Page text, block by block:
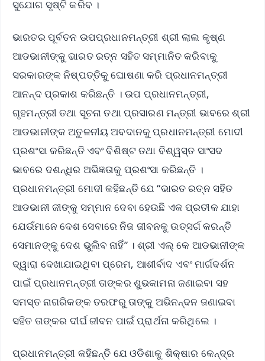
ସୁଯୋଗ ସୃଷ୍ଟି କରିବ ।
ଭାରତର ପୂର୍ବତନ ଉପପ୍ରଧାନମନ୍ତ୍ରୀ ଶ୍ରୀ ଲାଲ କୃଷ୍ଣ
ଆଡଭାନୀଙ୍କୁ ଭାରତ ରତ୍ନ ସହିତ ସମ୍ମାନିତ କରିବାକୁ
ସରକାରଙ୍କ ନିଷ୍ପତ୍ତିକୁ ଘୋଷଣା କରି ପ୍ରଧାନମନ୍ତ୍ରୀ
ଆନନ୍ଦ ପ୍ରକାଶ କରିଛନ୍ତି । ଉପ ପ୍ରଧାନମନ୍ତ୍ରୀ,
ଗୃହମନ୍ତ୍ରୀ ତଥା ସୂଚନା ତଥା ପ୍ରସାରଣ ମନ୍ତ୍ରୀ ଭାବରେ ଶ୍ରୀ
ଆଡଭାନୀଙ୍କ ଅତୁଳନୀୟ ଅବଦାନକୁ ପ୍ରଧାନମନ୍ତ୍ରୀ ମୋଦୀ
ପ୍ରଶଂସା କରିଛନ୍ତି ଏବଂ ବିଶିଷ୍ଟ ତଥା ବିଶ୍ୱସ୍ତ ସାଂସଦ
ଭାବରେ ଦଶନ୍ଧିର ଅଭିଜ୍ଞତାକୁ ପ୍ରଶଂସା କରିଛନ୍ତି ।
ପ୍ରଧାନମନ୍ତ୍ରୀ ମୋଦୀ କହିଛନ୍ତି ଯେ “ଭାରତ ରତ୍ନ ସହିତ
ଆଡଭାନୀ ଜୀଙ୍କୁ ସମ୍ମାନ ଦେବା ହେଉଛି ଏକ ପ୍ରତୀକ ଯାହା
ଯେଉଁମାନେ ଦେଶ ସେବାରେ ନିଜ ଜୀବନକୁ ଉତ୍ସର୍ଗ କରନ୍ତି
ସେମାନଙ୍କୁ ଦେଶ ଭୁଲିବ ନାହିଁ” । ଶ୍ରୀ ଏଲ୍ କେ ଆଡଭାନୀଙ୍କ
ଦ୍ୱାରା ଦେଖାଯାଇଥିବା ପ୍ରେମ, ଆଶୀର୍ବାଦ ଏବଂ ମାର୍ଗଦର୍ଶନ
ପାଇଁ ପ୍ରଧାନମନ୍ତ୍ରୀ ତାଙ୍କର ଶୁଭକାମନା ଜଣାଇବା ସହ
ସମସ୍ତ ନାଗରିକଙ୍କ ତରଫରୁ ତାଙ୍କୁ ଅଭିନନ୍ଦନ ଜଣାଇବା
ସହିତ ତାଙ୍କର ଦୀର୍ଘ ଜୀବନ ପାଇଁ ପ୍ରାର୍ଥନା କରିଥିଲେ ।
ପ୍ରଧାନମନ୍ତ୍ରୀ କହିଛନ୍ତି ଯେ ଓଡିଶାକୁ ଶିକ୍ଷାର କେନ୍ଦ୍ର